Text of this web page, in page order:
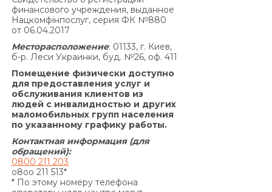
основании Договора, не может превышать
половины суммы Кредита, полученной
не может быть увеличена по договоренности
По договору о предоставлении кредита по
продукту «Кредит 4/6 месяцев»:
Согласно п. 7.5. Договора:
«В случае просрочки выполнения Заемщиком
денежного обязательства по уплате процентов
за пользование Кредитом и/или Комиссии за
выдачу Кредита (если условия Договора
предусматривают уплату комиссии за выдачу
финансового учреждения, выданное
Нацкомфінпослуг, серия ФК №880
от 06.04.2017
Месторасположение: 01133, г. Киев,
б-р. Леси Украинки, буд. №26, оф. 411
Помещение физически доступно
для предоставления услуг и
обслуживания клиентов из
людей с инвалидностью и других
маломобильных групп населения
по указанному графику работы.
Контактная информация (для
обращений):
0800 211 203
o8oo 211 513*
* По этому номеру телефона